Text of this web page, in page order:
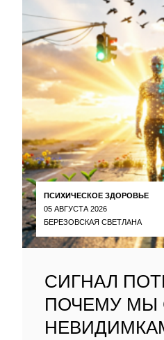
ПСИХИЧЕСКОЕ ЗДОРОВЬЕ
05 АВГУСТА 2026
БЕРЕЗОВСКАЯ СВЕТЛАНА
СИГНАЛ
ПОЧЕМУ МЫ